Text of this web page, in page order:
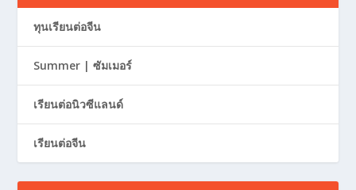
ทุนเรียนต่อจีน
Summer | ซัมเมอร์
เรียนต่อนิวซีแลนด์
เรียนต่อจีน